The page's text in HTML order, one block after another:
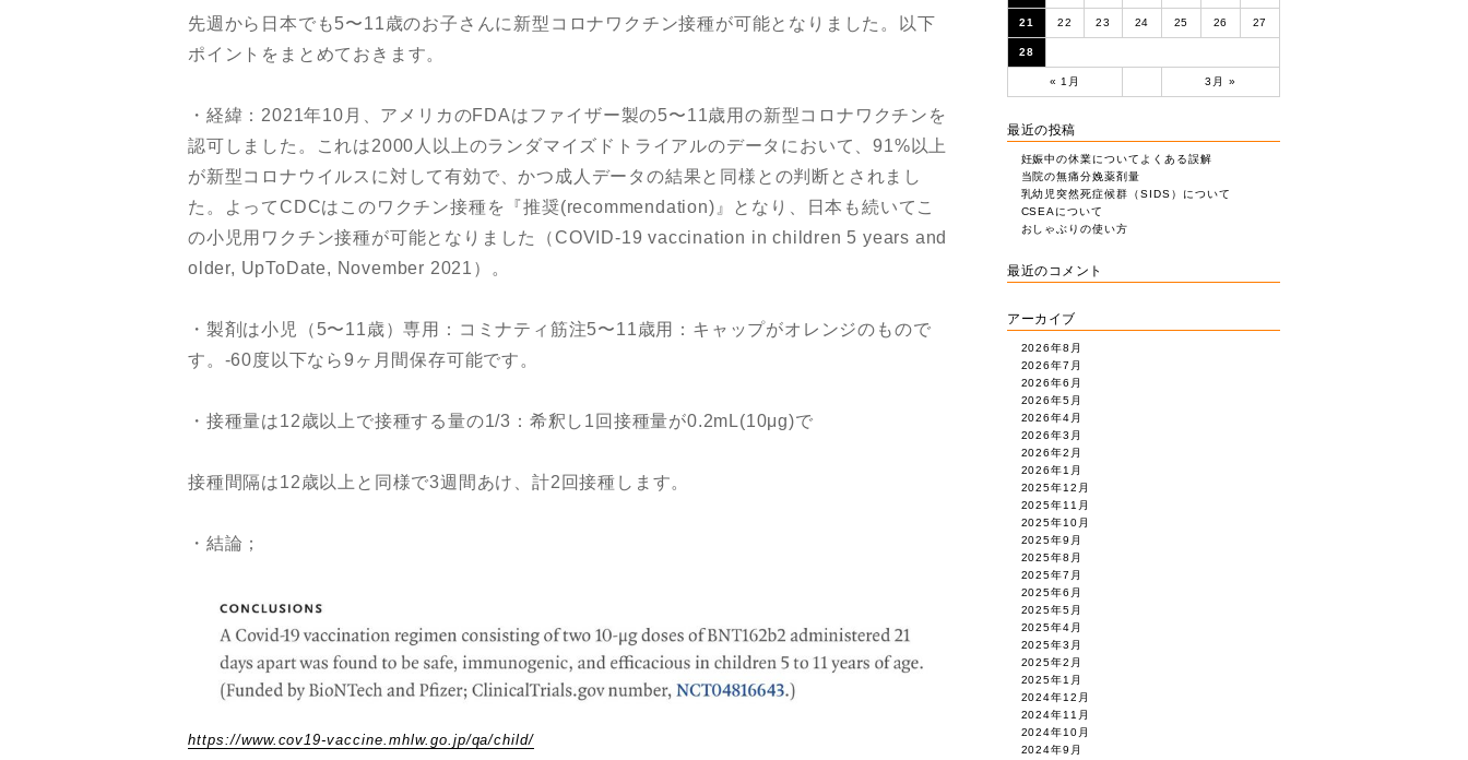
先週から日本でも5〜11歳のお子さんに新型コロナワクチン接種が可能となりました。以下
ポイントをまとめておきます。
・経緯：2021年10月、アメリカのFDAはファイザー製の5〜11歳用の新型コロナワクチンを
認可しました。これは2000人以上のランダマイズドトライアルのデータにおいて、91%以上
が新型コロナウイルスに対して有効で、かつ成人データの結果と同様との判断とされまし
た。よってCDCはこのワクチン接種を『推奨(recommendation)』となり、日本も続いてこ
の小児用ワクチン接種が可能となりました（COVID-19 vaccination in children 5 years and
older, UpToDate, November 2021）。
・製剤は小児（5〜11歳）専用：コミナティ筋注5〜11歳用：キャップがオレンジのもので
す。-60度以下なら9ヶ月間保存可能です。
・接種量は12歳以上で接種する量の1/3：希釈し1回接種量が0.2mL(10μg)で
接種間隔は12歳以上と同様で3週間あけ、計2回接種します。
・結論；
https://www.cov19-vaccine.mhlw.go.jp/qa/child/
« 1月 3月 »
21 22 23 24 25 26 27
28
最近の投稿
妊娠中の休業についてよくある誤解
当院の無痛分娩薬剤量
乳幼児突然死症候群（SIDS）について
CSEAについて
おしゃぶりの使い方
最近のコメント
アーカイブ
2026年8月
2026年7月
2026年6月
2026年5月
2026年4月
2026年3月
2026年2月
2026年1月
2025年12月
2025年11月
2025年10月
2025年9月
2025年8月
2025年7月
2025年6月
2025年5月
2025年4月
2025年3月
2025年2月
2025年1月
2024年12月
2024年11月
2024年10月
2024年9月